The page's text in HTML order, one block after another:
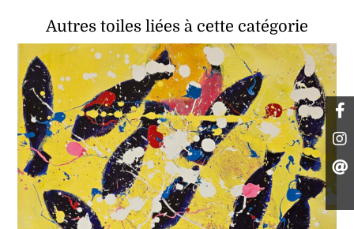
Autres toiles liées à cette catégorie